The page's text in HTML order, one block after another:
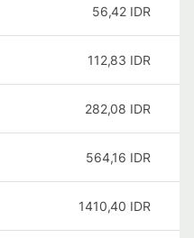
56,42 IDR
112,83 IDR
282,08 IDR
564,16 IDR
1410,40 IDR